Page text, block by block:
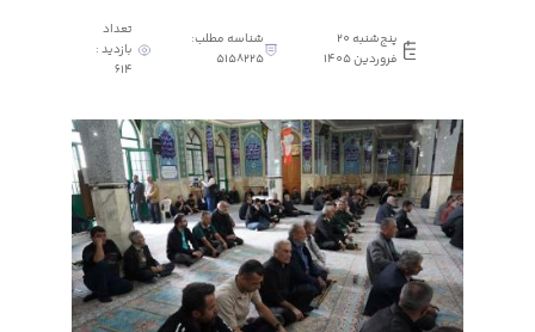
پنج‌شنبه 20
فروردین 1405
شناسه مطلب:
5158225
تعداد
بازدید :
614